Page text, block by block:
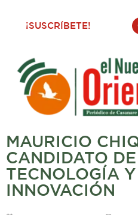
¡SUSCRÍBETE!
MAURICIO
CANDIDATO
TECNOLOGÍA
INNOVACIÓN